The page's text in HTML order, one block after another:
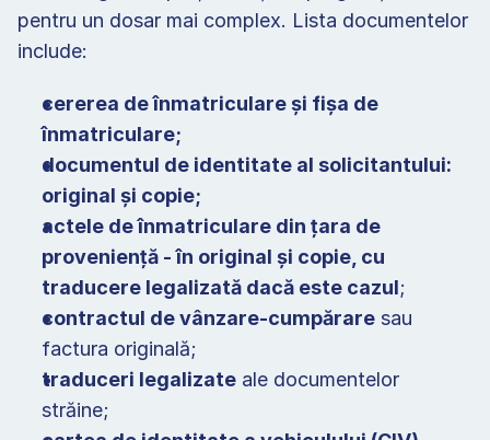
pentru un dosar mai complex. Lista documentelor
include:
cererea de înmatriculare și fișa de
înmatriculare;
documentul de identitate al solicitantului:
original și copie;
actele de înmatriculare din țara de
proveniență - în original și copie, cu
traducere legalizată dacă este cazul;
contractul de vânzare-cumpărare sau
factura originală;
traduceri legalizate ale documentelor
străine;